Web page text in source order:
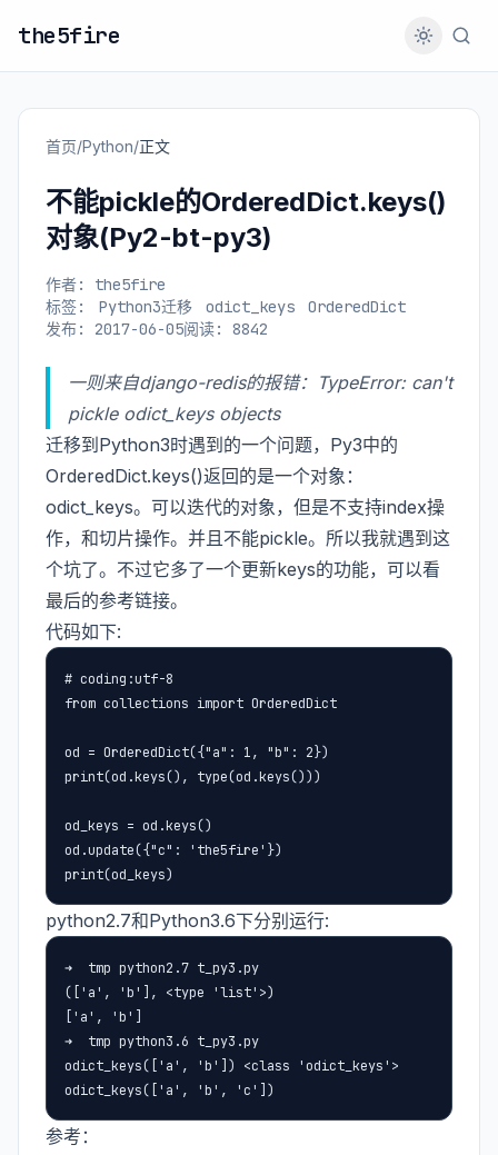
the5fire
首页/Python/正文
不能pickle的OrderedDict.keys()
对象(Py2-bt-py3)
作者: the5fire
标签:
Python3迁移 odict_keys
OrderedDict
发布: 2017-06-05阅读: 8842
一则来自django-redis的报错：TypeError: can't
pickle odict_keys objects
迁移到Python3时遇到的一个问题，Py3中的
OrderedDict.keys()返回的是一个对象：
odict_keys。可以迭代的对象，但是不支持index操
作，和切片操作。并且不能pickle。所以我就遇到这
个坑了。不过它多了一个更新keys的功能，可以看
最后的参考链接。
代码如下:
# coding:utf-8
from collections import OrderedDict
od = OrderedDict({"a": 1, "b": 2})
print(od.keys(), type(od.keys()))
od_keys = od.keys()
od.update({"c": 'the5fire'})
print(od_keys)
python2.7和Python3.6下分别运行:
➜  tmp python2.7 t_py3.py
(['a', 'b'], <type 'list'>)
['a', 'b']
➜  tmp python3.6 t_py3.py
odict_keys(['a', 'b']) <class 'odict_keys'>
odict_keys(['a', 'b', 'c'])
参考：